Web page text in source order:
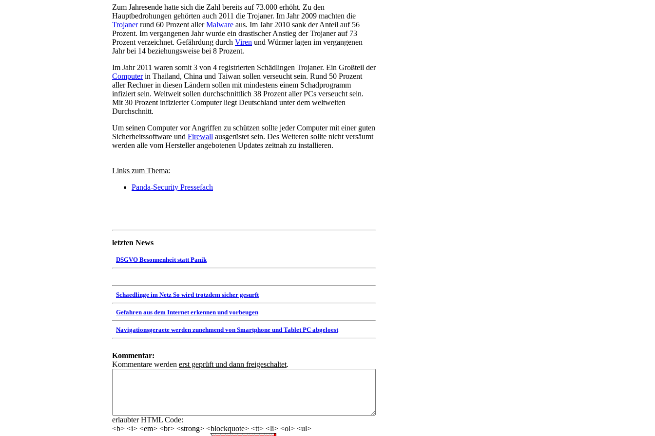
Zum Jahresende hatte sich die Zahl bereits auf 73.000 erhöht. Zu den
Hauptbedrohungen gehörten auch 2011 die Trojaner. Im Jahr 2009 machten die
Trojanerrund 60 Prozent allerMalware aus. Im Jahr 2010 sank der Anteil auf 56
Prozent. Im vergangenen Jahr wurde ein drastischer Anstieg der Trojaner auf 73
Prozent verzeichnet. Gefährdung durch Viren und Würmer lagen im vergangenen
Jahr bei 14 beziehungsweise bei 8 Prozent.
Im Jahr 2011 waren somit 3 von 4 registrierten Schädlingen Trojaner. Ein Großteil der
Computerin Thailand, China und Taiwan sollen verseucht sein. Rund 50 Prozent
aller Rechner in diesen Ländern sollen mit mindestens einem Schadprogramm
infiziert sein. Weltweit sollen durchschnittlich 38 Prozent aller PCs verseucht sein.
Mit 30 Prozent infizierter Computer liegt Deutschland unter dem weltweiten
Durchschnitt.
Um seinen Computer vor Angriffen zu schützen sollte jeder Computer mit einer guten
Sicherheitssoftware und Firewall ausgerüstet sein. Des Weiteren sollte nicht versäumt
werden alle vom Hersteller angebotenen Updates zeitnah zu installieren.
Links zum Thema:
Panda-Security Pressefach
letzten News
DSGVO Besonnenheit statt Panik
Schaedlinge im Netz So wird trotzdem sicher gesurft
Gefahren aus dem Internet erkennen und vorbeugen
Navigationsgeraete werden zunehmend von Smartphone und Tablet PC abgeloest
Kommentar:
Kommentare werden erst geprüft und dann freigeschaltet.
erlaubter HTML Code:
<b> <i> <em> <br> <strong> <blockquote> <tt> <li> <ol> <ul>